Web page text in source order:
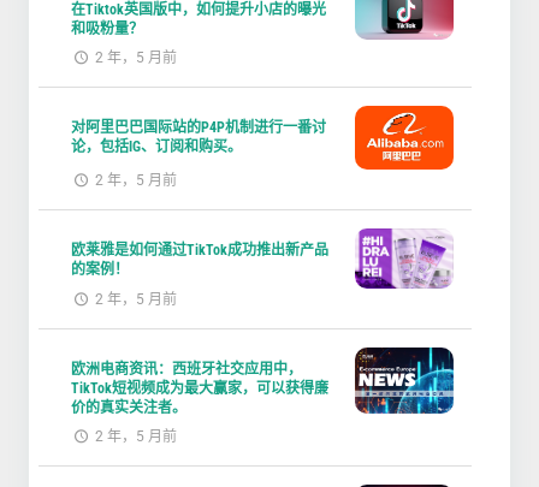
在Tiktok英国版中，如何提升小店的曝光
和吸粉量？
2 年，5 月前
对阿里巴巴国际站的P4P机制进行一番讨
论，包括IG、订阅和购买。
2 年，5 月前
欧莱雅是如何通过TikTok成功推出新产品
的案例！
2 年，5 月前
欧洲电商资讯：西班牙社交应用中，
TikTok短视频成为最大赢家，可以获得廉
价的真实关注者。
2 年，5 月前